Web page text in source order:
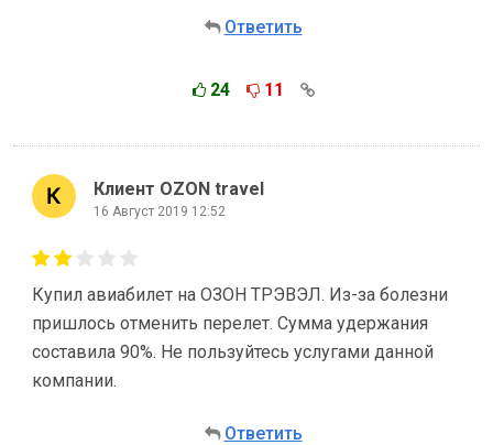
Ответить
24 11
Клиент OZON travel
16 Август 2019 12:52
Купил авиабилет на ОЗОН ТРЭВЭЛ. Из-за болезни
пришлось отменить перелет. Сумма удержания
составила 90%. Не пользуйтесь услугами данной
компании.
Ответить